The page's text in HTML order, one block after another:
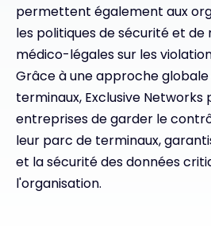
permettent également aux
les politiques de sécurité et de
médico-légales sur les
Grâce à une approche
terminaux, Exclusive Networks
entreprises de garder le
leur parc de terminaux,
et la sécurité des données
l'organisation.